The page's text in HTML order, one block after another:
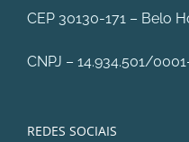
CEP 30130-171 – Belo
CNPJ – 14.934.501/
REDES SOCIAIS